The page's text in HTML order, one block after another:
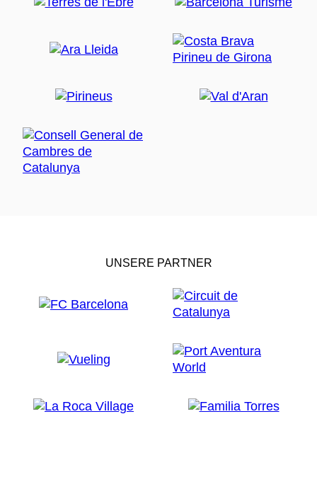
UNSERE PARTNER